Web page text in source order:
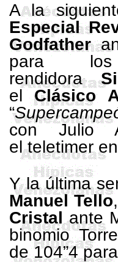
A la
Especial
Godfather
para los
rendidora
elClásico
“
con Julio
el teletimer
Y la última
Manuel Tello
Cristal ante
binomio
de 104”4